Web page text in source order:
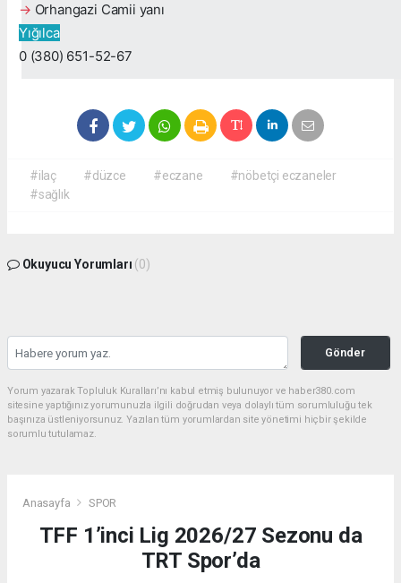
→ Orhangazi Camii yanı
Yığılca
0 (380) 651-52-67
#ilaç #düzce #eczane
#nöbetçi eczaneler
#sağlık
Okuyucu Yorumları (0)
Gönder
Yorum yazarak Topluluk Kuralları’nı kabul etmiş bulunuyor ve haber380.com
sitesine yaptığınız yorumunuzla ilgili doğrudan veya dolaylı tüm sorumluluğu tek
başınıza üstleniyorsunuz. Yazılan tüm yorumlardan site yönetimi hiçbir şekilde
sorumlu tutulamaz.
Anasayfa SPOR
TFF 1’inci Lig 2026/27 Sezonu da
TRT Spor’da